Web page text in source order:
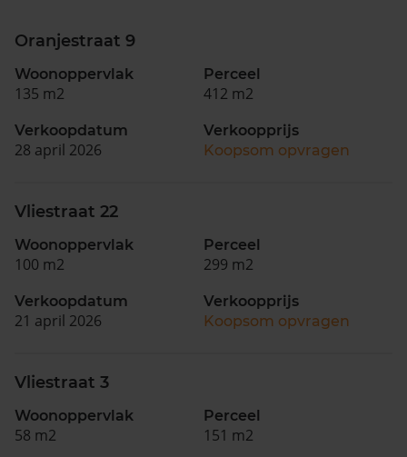
Oranjestraat 9
Woonoppervlak
135 m2
Perceel
412 m2
Verkoopdatum
28 april 2026
Verkoopprijs
Koopsom opvragen
Vliestraat 22
Woonoppervlak
100 m2
Perceel
299 m2
Verkoopdatum
21 april 2026
Verkoopprijs
Koopsom opvragen
Vliestraat 3
Woonoppervlak
58 m2
Perceel
151 m2